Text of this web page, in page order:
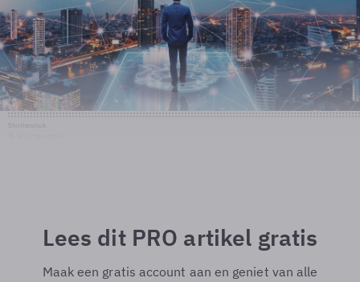
Lees dit PRO artikel gratis
Maak een gratis account aan en geniet van alle